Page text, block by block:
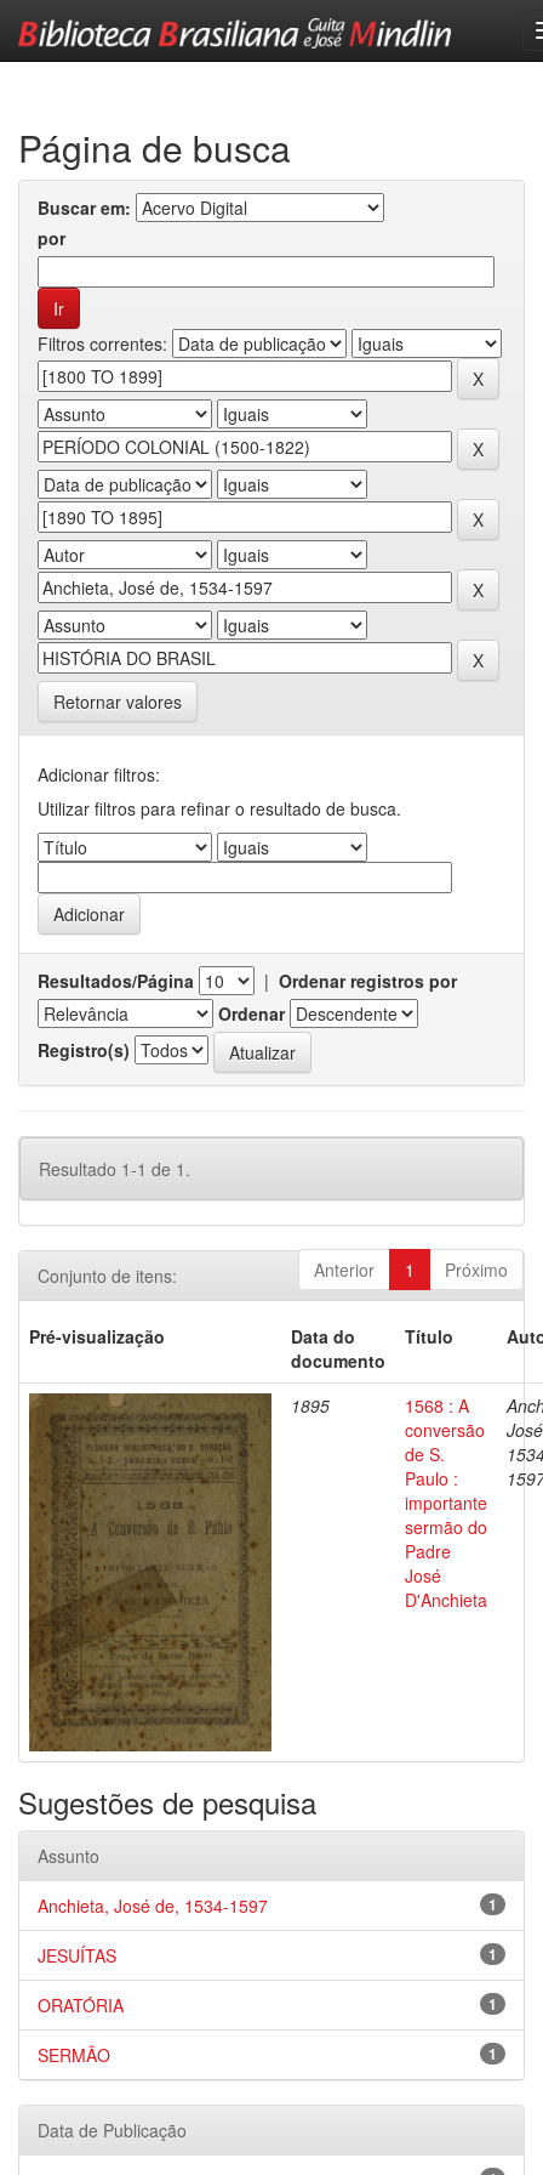
Página de busca
Buscar em:
por
Filtros correntes:
Retornar valores
Adicionar filtros:
Utilizar filtros para refinar o resultado de busca.
Resultados/Página | Ordenar registros por
Ordenar
Registro(s)
Resultado 1-1 de 1.
Anterior 1 Próximo
Conjunto de itens:
Pré-visualização
Data do
documento
Título
1895
1568 : A
conversão
de S.
Paulo :
importante
sermão do
Padre
José
D'Anchieta
Sugestões de pesquisa
Assunto
1
Anchieta, José de, 1534-1597
1
JESUÍTAS
1
ORATÓRIA
1
SERMÃO
Data de Publicação